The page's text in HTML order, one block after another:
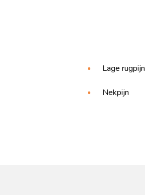
Lage rugpijn
Nekpijn